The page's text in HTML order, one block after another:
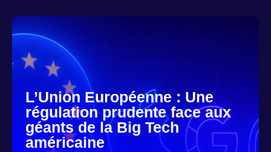
L’Union Européenne : Une
régulation prudente face aux
géants de la Big Tech
américaine